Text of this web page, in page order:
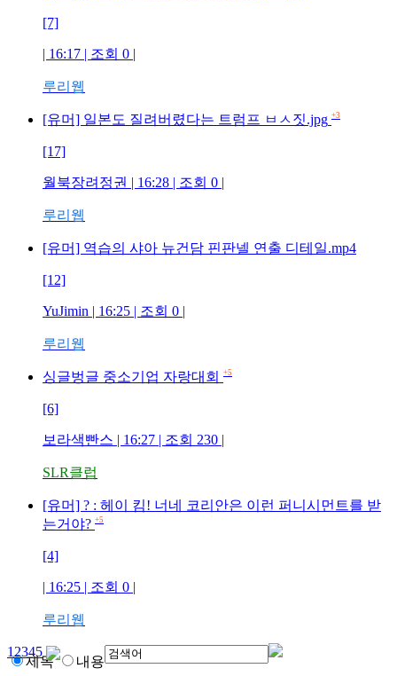
[7]
| 16:17 | 조회 0 |
루리웹
[유머] 일본도 질려버렸다는 트럼프 ㅂㅅ짓.jpg +3
[17]
월북장려정권 | 16:28 | 조회 0 |
루리웹
[유머] 역습의 샤아 뉴건담 핀판넬 연출 디테일.mp4
[12]
YuJimin | 16:25 | 조회 0 |
루리웹
싱글벙글 중소기업 자랑대회 +5
[6]
보라색빤스 | 16:27 | 조회 230 |
SLR클럽
[유머] ? : 헤이 킴! 너네 코리안은 이런 퍼니시먼트를 받
는거야? +5
[4]
| 16:25 | 조회 0 |
루리웹
12345
제목 내용